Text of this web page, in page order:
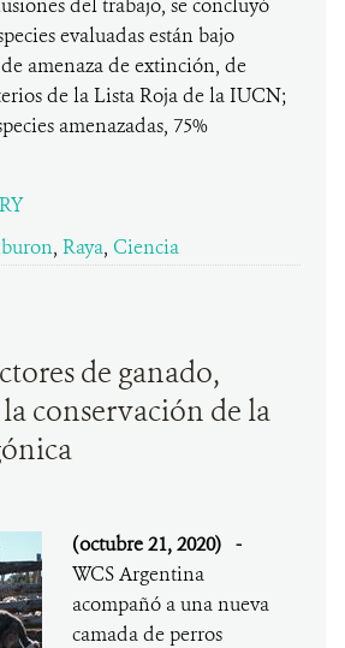
del trabajo, se concluyó
evaluadas están bajo
amenaza de extinción, de
de la Lista Roja de la IUCN;
amenazadas, 75%
, Raya, Ciencia
de ganado,
conservación de la
(octubre 21, 2020) -
WCS Argentina
acompañó a una nueva
camada de perros